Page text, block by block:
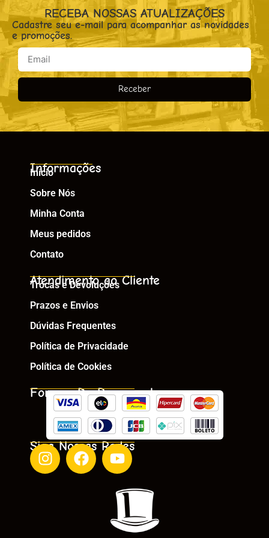
RECEBA NOSSAS ATUALIZAÇÕES
Cadastre seu e-mail para acompanhar as novidades
e promoções.
Receber
Informações
Início
Sobre Nós
Minha Conta
Meus pedidos
Contato
Atendimento ao Cliente
Trocas e Devoluções
Prazos e Envios
Dúvidas Frequentes
Política de Privacidade
Política de Cookies
Formas De Pagamento
Siga Nossas Redes